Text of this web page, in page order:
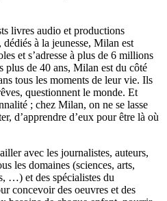
livres audio et productions
à la jeunesse, Milan est
et s’adresse à plus de 6 millions
plus de 40 ans, Milan est du côté
tous les moments de leur vie. Ils
questionnent le monde. Et
; chez Milan, on ne se lasse
d’apprendre d’eux pour être là où
avec les journalistes, auteurs,
les domaines (sciences, arts,
…) et des spécialistes du
concevoir des oeuvres et des